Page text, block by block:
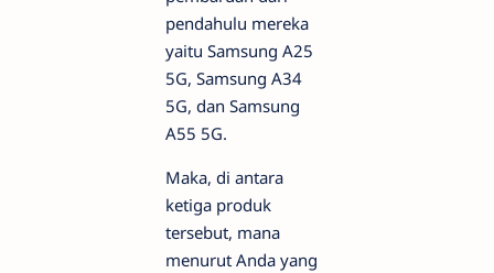
pendahulu mereka
yaitu Samsung A25
5G, Samsung A34
5G, dan Samsung
A55 5G.
Maka, di antara
ketiga produk
tersebut, mana
menurut Anda yang